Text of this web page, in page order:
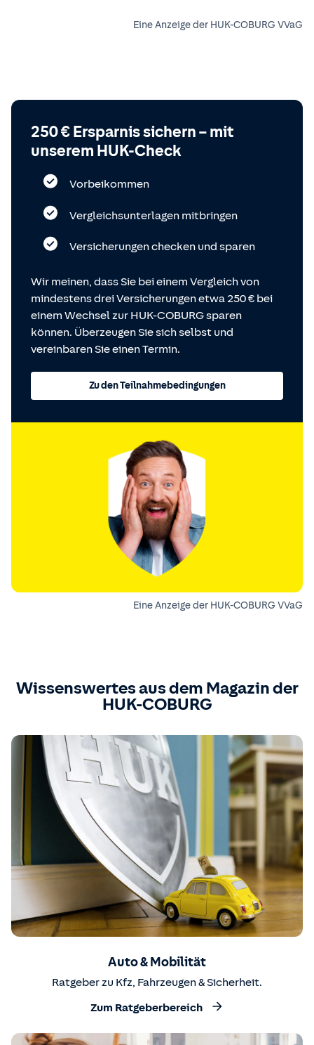
Eine Anzeige der HUK-COBURG VVaG
250 € Ersparnis sichern – mit
unserem HUK-Check
Vorbeikommen
Vergleichsunterlagen mitbringen
Versicherungen checken und sparen
Wir meinen, dass Sie bei einem Vergleich von
mindestens drei Versicherungen etwa 250 € bei
einem Wechsel zur HUK-COBURG sparen
können. Überzeugen Sie sich selbst und
vereinbaren Sie einen Termin.
Zu den Teilnahmebedingungen
Eine Anzeige der HUK-COBURG VVaG
Wissenswertes aus dem Magazin der
HUK-COBURG
Auto & Mobilität
Ratgeber zu Kfz, Fahrzeugen & Sicherheit.
Zum Ratgeberbereich